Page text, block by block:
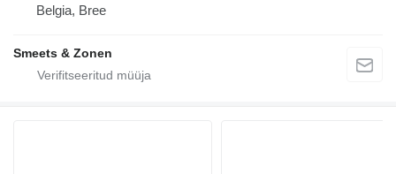
Belgia, Bree
Smeets & Zonen